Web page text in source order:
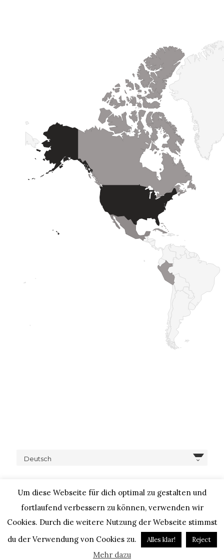
Deutsch
COPYRIGHT © 2020 – IHEARTALICE.COM / TRAVEL,
LIFESTYLE, FOOD & FASHIONBLOG BY ALICE M. HUYNH / ALL
RIGHTS RESERVED / DESIGN BY BLOGGER-BERATUNG
Um diese Webseite für dich optimal zu gestalten und
fortlaufend verbessern zu können, verwenden wir
Cookies. Durch die weitere Nutzung der Webseite stimmst
du der Verwendung von Cookies zu.
Alles klar! Reject
Mehr dazu